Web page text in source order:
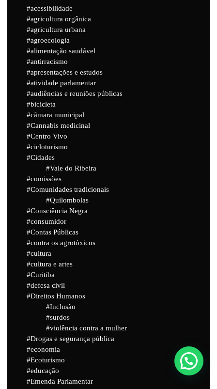
acessibilidade
agricultura orgânica
agricultura urbana
agroecologia
alimentação saudável
antirracismo
apresentações e estudos
atividade parlamentar
audiências e reuniões públicas
bicicleta
câmara municipal
Cannabis medicinal
Centro Vivo
cicloturismo
Cidades
Vale do Ribeira
comissões
Comunidades tradicionais
Quilombolas
Consciência Negra
consumidor
Contas Públicas
contra os agrotóxicos
cultura
cultura e artes
Curitiba
defesa civil
Direitos Humanos
Inclusão
surdos
violência contra a mulher
Drogas e segurança pública
economia
Ecoturismo
educação
Emenda Parlamentar
Powered byJoinchat